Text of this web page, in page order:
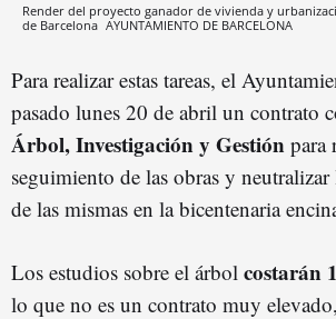
Render del proyecto ganador de vivienda y
de Barcelona AYUNTAMIENTO DE BARCELONA
Para realizar estas tareas, el
pasado lunes 20 de abril un contrato
Árbol, Investigacióny Gestión para
seguimiento de las obras y neutralizar
de las mismas en la bicentenaria
Los estudios sobre el árbol costarán
lo que no es un contrato muy